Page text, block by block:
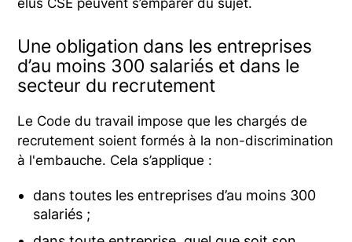
élus CSE peuvent s’emparer du sujet.
Une obligation dans les entreprises
d’au moins 300 salariés et dans le
secteur du recrutement
Le Code du travail impose que les chargés de
recrutement soient formés à la non-discrimination
à l'embauche. Cela s’applique :
dans toutes les entreprises d’au moins 300
salariés ;